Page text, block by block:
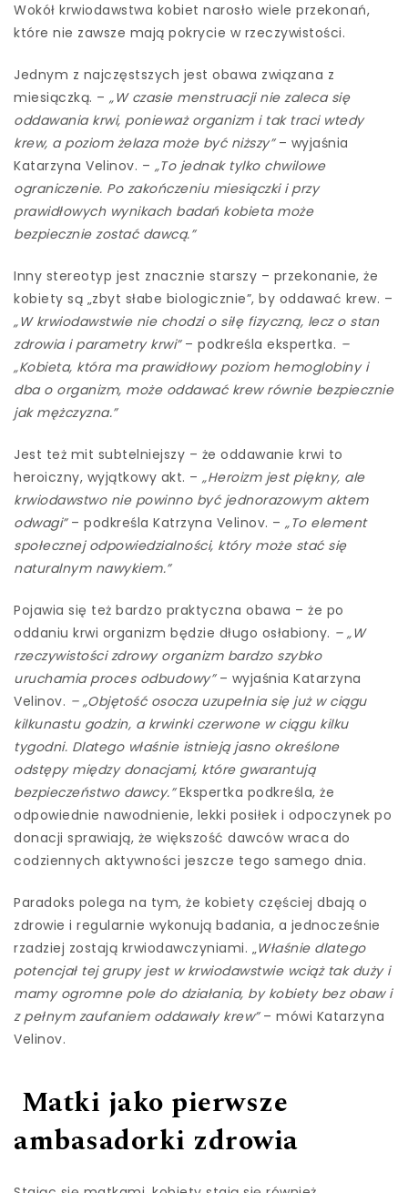
Wokół krwiodawstwa kobiet narosło wiele przekonań,
które nie zawsze mają pokrycie w rzeczywistości.
Jednym z najczęstszych jest obawa związana z
miesiączką. – „W czasie menstruacji nie zaleca się
oddawania krwi, ponieważ organizm i tak traci wtedy
krew, a poziom żelaza może być niższy”– wyjaśnia
Katarzyna Velinov. – „To jednak tylko chwilowe
ograniczenie. Po zakończeniu miesiączki i przy
prawidłowych wynikach badań kobieta może
bezpiecznie zostać dawcą.”
Inny stereotyp jest znacznie starszy – przekonanie, że
kobiety są „zbyt słabe biologicznie”, by oddawać krew. –
„W krwiodawstwie nie chodzi o siłę fizyczną, lecz o stan
zdrowia i parametry krwi” – podkreśla ekspertka. –
„Kobieta, która ma prawidłowy poziom hemoglobiny i
dba o organizm, może oddawać krew równie bezpiecznie
jak mężczyzna.”
Jest też mit subtelniejszy – że oddawanie krwi to
heroiczny, wyjątkowy akt. – „Heroizm jest piękny, ale
krwiodawstwo nie powinno być jednorazowym aktem
odwagi” – podkreśla Katrzyna Velinov. – „To element
społecznej odpowiedzialności, który może stać się
naturalnym nawykiem.”
Pojawia się też bardzo praktyczna obawa – że po
oddaniu krwi organizm będzie długo osłabiony. – „W
rzeczywistości zdrowy organizm bardzo szybko
uruchamia proces odbudowy”– wyjaśnia Katarzyna
Velinov. – „Objętość osocza uzupełnia się już w ciągu
kilkunastu godzin, a krwinki czerwone w ciągu kilku
tygodni. Dlatego właśnie istnieją jasno określone
odstępy między donacjami, które gwarantują
bezpieczeństwo dawcy.”Ekspertka podkreśla, że
odpowiednie nawodnienie, lekki posiłek i odpoczynek po
donacji sprawiają, że większość dawców wraca do
codziennych aktywności jeszcze tego samego dnia.
Paradoks polega na tym, że kobiety częściej dbają o
zdrowie i regularnie wykonują badania, a jednocześnie
rzadziej zostają krwiodawczyniami. „Właśnie dlatego
potencjał tej grupy jest w krwiodawstwie wciąż tak duży i
mamy ogromne pole do działania, by kobiety bez obaw i
z pełnym zaufaniem oddawały krew”– mówi Katarzyna
Velinov.
Matki jako pierwsze
ambasadorki zdrowia